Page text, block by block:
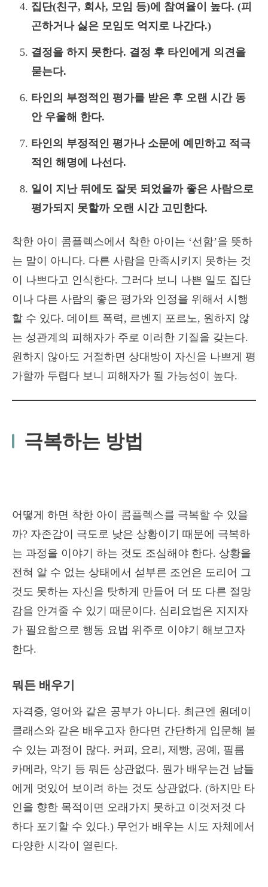
집단(친구, 회사, 모임 등)에 참여율이 높다. (피
곤하거나 싫은 모임도 억지로 나간다.)
결정을 하지 못한다. 결정 후 타인에게 의견을
묻는다.
타인의 부정적인 평가를 받은 후 오랜 시간 동
안 우울해 한다.
타인의 부정적인 평가나 소문에 예민하고 적극
적인 해명에 나선다.
일이 지난 뒤에도 잘못 되었을까 좋은 사람으로
평가되지 못할까 오랜 시간 고민한다.
착한 아이 콤플렉스에서 착한 아이는 ‘선함’을 뜻하
는 말이 아니다. 다른 사람을 만족시키지 못하는 것
이 나쁘다고 인식한다. 그러다 보니 나쁜 일도 집단
이나 다른 사람의 좋은 평가와 인정을 위해서 시행
할 수 있다. 데이트 폭력, 르벤지 포르노, 원하지 않
는 성관계의 피해자가 주로 이러한 기질을 갖는다.
원하지 않아도 거절하면 상대방이 자신을 나쁘게 평
가할까 두렵다 보니 피해자가 될 가능성이 높다.
극복하는 방법
어떻게 하면 착한 아이 콤플렉스를 극복할 수 있을
까? 자존감이 극도로 낮은 상황이기 때문에 극복하
는 과정을 이야기 하는 것도 조심해야 한다. 상황을
전혀 알 수 없는 상태에서 섣부른 조언은 도리어 그
것도 못하는 자신을 탓하게 만들어 더 또 다른 절망
감을 안겨줄 수 있기 때문이다. 심리요법은 지지자
가 필요함으로 행동 요법 위주로 이야기 해보고자
한다.
뭐든 배우기
자격증, 영어와 같은 공부가 아니다. 최근엔 원데이
클래스와 같은 배우고자 한다면 간단하게 입문해 볼
수 있는 과정이 많다. 커피, 요리, 제빵, 공예, 필름
카메라, 악기 등 뭐든 상관없다. 뭔가 배우는건 남들
에게 멋있어 보이려 하는 것도 상관없다. (하지만 타
인을 향한 목적이면 오래가지 못하고 이것저것 다
하다 포기할 수 있다.) 무언가 배우는 시도 자체에서
다양한 시각이 열린다.